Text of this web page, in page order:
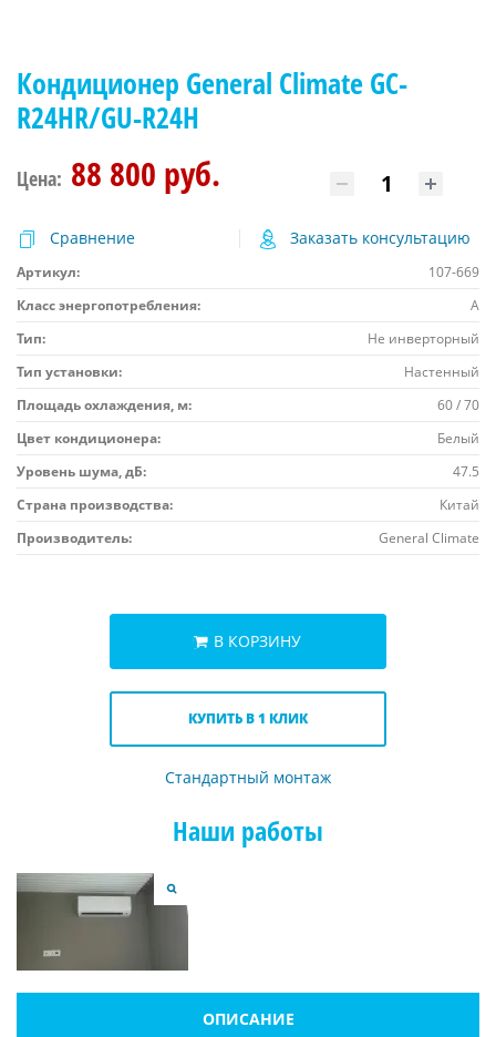
Кондиционер General Climate GC-
R24HR/GU-R24H
Цена: 88 800 руб.
Сравнение Заказать консультацию
Артикул:
107-669
Класс энергопотребления:
A
Тип:
Не инверторный
Тип установки:
Настенный
Площадь охлаждения, м:
60 / 70
Цвет кондиционера:
Белый
Уровень шума, дБ:
47.5
Страна производства:
Китай
Производитель:
General Climate
В КОРЗИНУ
КУПИТЬ В 1 КЛИК
Стандартный монтаж
Наши работы
ОПИСАНИЕ